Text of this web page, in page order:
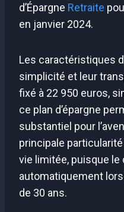
d’Épargne Retraite
en janvier 2024.
Les caractéristiques
simplicité et leur
fixé à 22 950 euros,
ce plan d’épargne
substantiel pour
principale
vie limitée, puisque
automatiquement
de 30 ans.